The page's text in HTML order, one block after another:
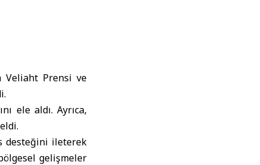
Veliaht Prensi ve
ele aldı. Ayrıca,
desteğini ileterek
gelişmeler